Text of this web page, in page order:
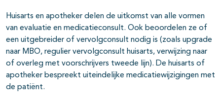
Huisarts en apotheker delen de uitkomst van alle vormen
van evaluatie en medicatieconsult. Ook beoordelen ze of
een uitgebreider of vervolgconsult nodig is (zoals upgrade
naar MBO, regulier vervolgconsult huisarts, verwijzing naar
of overleg met voorschrijvers tweede lijn). De huisarts of
apotheker bespreekt uiteindelijke medicatiewijzigingen met
de patiënt.